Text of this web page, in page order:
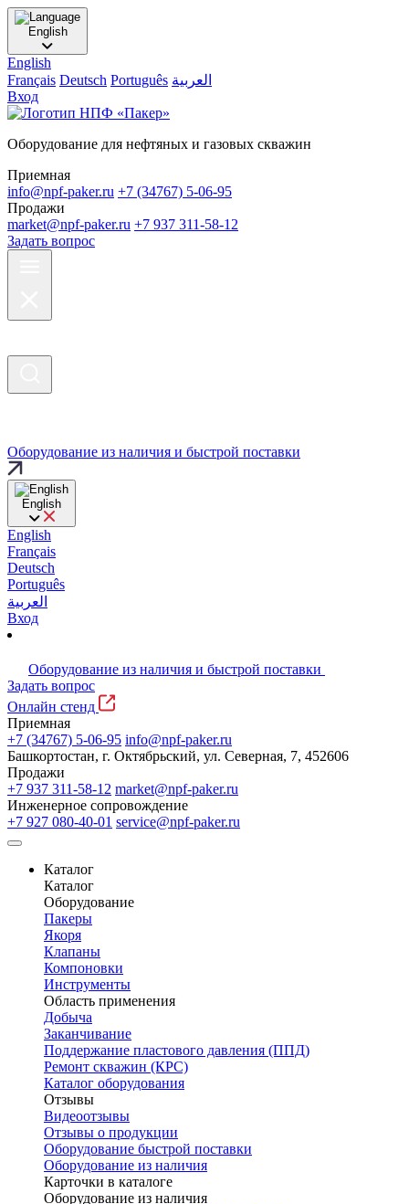
English
English
Français Deutsch Português العربية
Вход
Оборудование для нефтяных и газовых скважин
Приемная
info@npf-paker.ru +7 (34767) 5-06-95
Продажи
market@npf-paker.ru +7 937 311-58-12
Задать вопрос
Оборудование из наличия и быстрой поставки
English
English
Français
Deutsch
Português
العربية
Вход
Оборудование из наличия и быстрой поставки
Задать вопрос
Онлайн стенд
Приемная
+7 (34767) 5-06-95 info@npf-paker.ru
Башкортостан, г. Октябрьский, ул. Северная, 7, 452606
Продажи
+7 937 311-58-12 market@npf-paker.ru
Инженерное сопровождение
+7 927 080-40-01 service@npf-paker.ru
Каталог
Каталог
Оборудование
Пакеры
Якоря
Клапаны
Компоновки
Инструменты
Область применения
Добыча
Заканчивание
Поддержание пластового давления (ППД)
Ремонт скважин (КРС)
Каталог оборудования
Отзывы
Видеоотзывы
Отзывы о продукции
Оборудование быстрой поставки
Оборудование из наличия
Карточки в каталоге
Оборудование из наличия